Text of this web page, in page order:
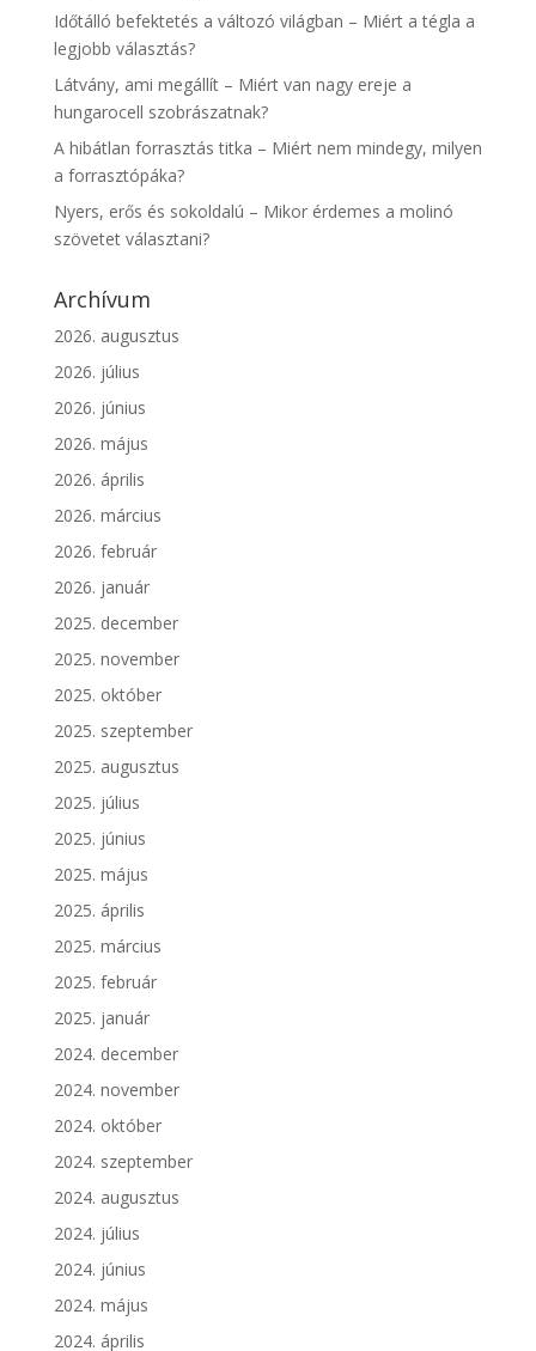
Időtálló befektetés a változó világban – Miért a tégla a
legjobb választás?
Látvány, ami megállít – Miért van nagy ereje a
hungarocell szobrászatnak?
A hibátlan forrasztás titka – Miért nem mindegy, milyen
a forrasztópáka?
Nyers, erős és sokoldalú – Mikor érdemes a molinó
szövetet választani?
Archívum
2026. augusztus
2026. július
2026. június
2026. május
2026. április
2026. március
2026. február
2026. január
2025. december
2025. november
2025. október
2025. szeptember
2025. augusztus
2025. július
2025. június
2025. május
2025. április
2025. március
2025. február
2025. január
2024. december
2024. november
2024. október
2024. szeptember
2024. augusztus
2024. július
2024. június
2024. május
2024. április